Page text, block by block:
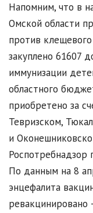
Напомним, что в
Омской области
против
закуплено 61607
иммунизации
областного
приобретено за
Тевризском,
и
Роспотребнадзор
По данным на 8
энцефалита
ревакцинировано